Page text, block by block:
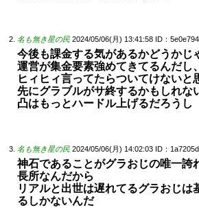
名も無き星の民 2024/05/06(月) 13:41:58 ID：
今後も課金する気があるかどうかじ
運営が集金要素強めてきてるんだし
ヒィヒィ言ってたらついてけないと
先にグラブルがサ終するかもしれな
凸はもっとハードル上げるだろうし
名も無き星の民 2024/05/06(月) 14:02:03 ID：
神石であることがグラおじの唯一誇
長所なんだから
リアルと出世は遅れてるグラおじは
るしかないんだ